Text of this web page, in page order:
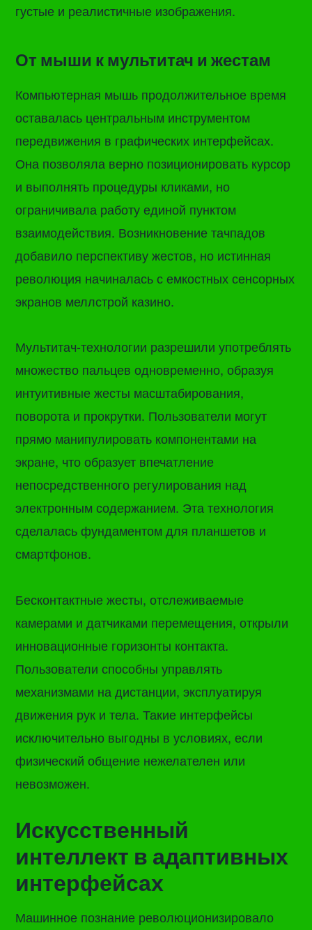
густые и реалистичные изображения.
От мыши к мультитач и жестам
Компьютерная мышь продолжительное время
оставалась центральным инструментом
передвижения в графических интерфейсах.
Она позволяла верно позиционировать курсор
и выполнять процедуры кликами, но
ограничивала работу единой пунктом
взаимодействия. Возникновение тачпадов
добавило перспективу жестов, но истинная
революция начиналась с емкостных сенсорных
экранов меллстрой казино.
Мультитач-технологии разрешили употреблять
множество пальцев одновременно, образуя
интуитивные жесты масштабирования,
поворота и прокрутки. Пользователи могут
прямо манипулировать компонентами на
экране, что образует впечатление
непосредственного регулирования над
электронным содержанием. Эта технология
сделалась фундаментом для планшетов и
смартфонов.
Бесконтактные жесты, отслеживаемые
камерами и датчиками перемещения, открыли
инновационные горизонты контакта.
Пользователи способны управлять
механизмами на дистанции, эксплуатируя
движения рук и тела. Такие интерфейсы
исключительно выгодны в условиях, если
физический общение нежелателен или
невозможен.
Искусственный
интеллект в адаптивных
интерфейсах
Машинное познание революционизировало